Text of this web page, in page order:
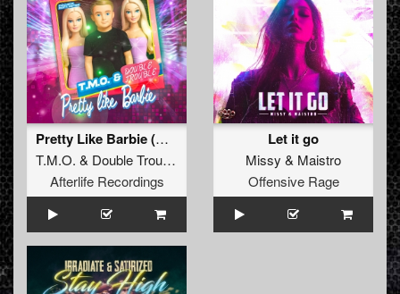
Pretty Like Barbie (Original Mix)
T.M.O. & Double Trouble
Afterlife Recordings
Let it go
Missy & Maistro
Offensive Rage